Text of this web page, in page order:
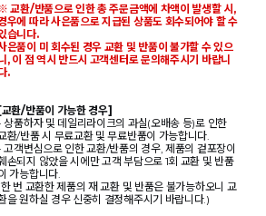
교환/반품으로 인한 총 주문금액에 차액이 발생할 시,
우에 따라 사은품으로 지급된 상품도 회수되어야 할 수
습니다.
은품이 미 회수된 경우 교환 및 반품이 불가할 수 있으
, 이 점 역시 반드시 고객센터로 문의해주시기 바랍니
.
[교환/반품이 가능한 경우]
상품하자 및 데일리라이크의 과실(오배송 등)로 인한
환/반품 시 무료교환 및 무료반품이 가능합니다.
고객변심으로 인한 교환/반품의 경우, 제품의 겉포장이
손되지 않았을 시에만 고객 부담으로 1회 교환 및 반품
가능합니다.
번 교환한 제품의 재 교환 및 반품은 불가능하오니 교
을 원하실 경우 신중히 결정해주시기 바랍니다.)